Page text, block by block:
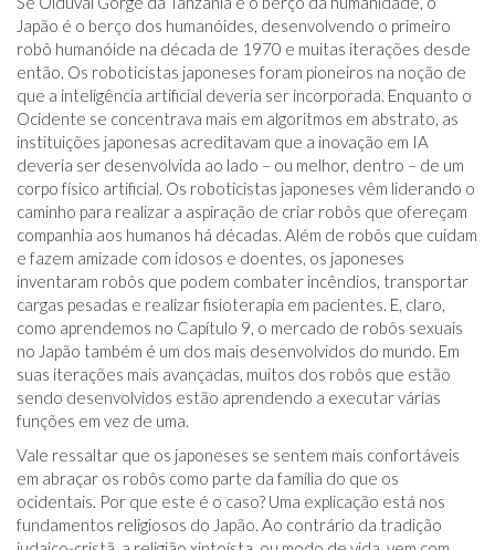
Japão é o berço dos humanóides, desenvolvendo o primeiro
robô humanóide na década de 1970 e muitas iterações desde
então. Os roboticistas japoneses foram pioneiros na noção de
que a inteligência artificial deveria ser incorporada. Enquanto o
Ocidente se concentrava mais em algoritmos em abstrato, as
instituições japonesas acreditavam que a inovação em IA
deveria ser desenvolvida ao lado – ou melhor, dentro – de um
corpo físico artificial. Os roboticistas japoneses vêm liderando o
caminho para realizar a aspiração de criar robôs que ofereçam
companhia aos humanos há décadas. Além de robôs que cuidam
e fazem amizade com idosos e doentes, os japoneses
inventaram robôs que podem combater incêndios, transportar
cargas pesadas e realizar fisioterapia em pacientes. E, claro,
como aprendemos no Capítulo 9, o mercado de robôs sexuais
no Japão também é um dos mais desenvolvidos do mundo. Em
suas iterações mais avançadas, muitos dos robôs que estão
sendo desenvolvidos estão aprendendo a executar várias
funções em vez de uma.
Vale ressaltar que os japoneses se sentem mais confortáveis ​​
em abraçar os robôs como parte da família do que os
ocidentais. Por que este é o caso? Uma explicação está nos
fundamentos religiosos do Japão. Ao contrário da tradição